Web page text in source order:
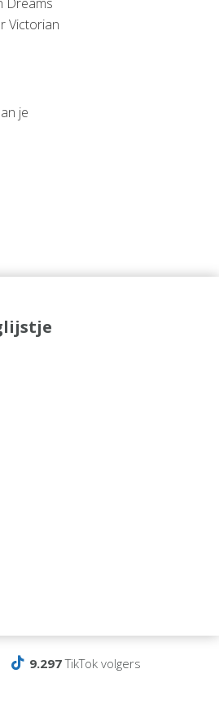
Victorian
je
9.297TikTok volgers